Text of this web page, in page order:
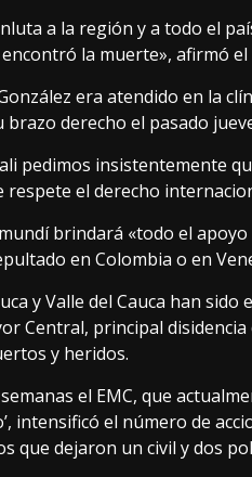
a la región y a todo el
la muerte», afirmó
era atendido en la
derecho el pasado
pedimos insistentemente
el derecho
brindará «todo el
en Colombia o en
y Valle del Cauca han sido
Central, principal disidencia
y heridos.
el EMC, que
intensificó el número de
que dejaron un civil y dos